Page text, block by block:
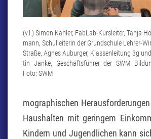
(v.l.) Simon Kahler, FabLab-Kursleiter, Tanja
mann, Schulleiterin der Grundschule Lehrer-
Straße, Agnes Auburger, Klassenleitung 3g
tin Janke, Geschäftsführer der SWM
Foto: SWM
mographischen
Haushalten mit geringem
Kindern und Jugendlichen kann